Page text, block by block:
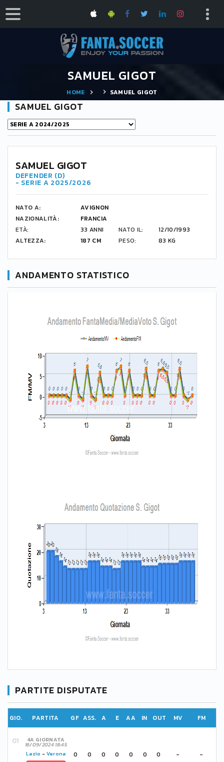
SAMUEL GIGOT
HOME SAMUEL GIGOT
SAMUEL GIGOT
-
SAMUEL GIGOT
DEFENDER (D)
- SERIE A 2025/2026
NATO A:
AVIGNON
NAZIONALITÀ:
FRANCIA
ETÀ:
33 ANNI NATO IL:
12/10/1993
ALTEZZA:
187 CM PESO: 83 KG
ANDAMENTO STATISTICO
PARTITE DISPUTATE
GIO. PARTITA GF ASS. A E AA IN OUT MV FM
4A GIORNATA
16/09/2024 18:45
Lazio - Verona 0 0 0 0 0 0 0 - -